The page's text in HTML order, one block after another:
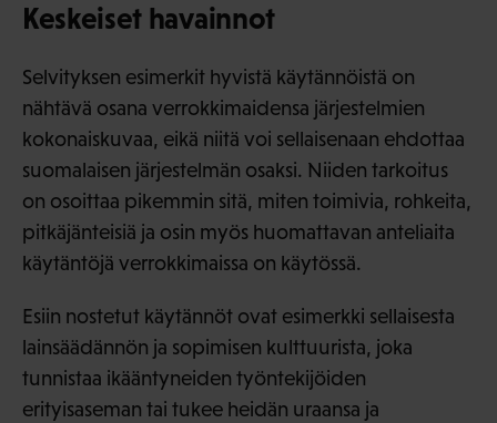
Keskeiset havainnot
Selvityksen esimerkit hyvistä käytännöistä on
nähtävä osana verrokkimaidensa järjestelmien
kokonaiskuvaa, eikä niitä voi sellaisenaan ehdottaa
suomalaisen järjestelmän osaksi. Niiden tarkoitus
on osoittaa pikemmin sitä, miten toimivia, rohkeita,
pitkäjänteisiä ja osin myös huomattavan anteliaita
käytäntöjä verrokkimaissa on käytössä.
Esiin nostetut käytännöt ovat esimerkki sellaisesta
lainsäädännön ja sopimisen kulttuurista, joka
tunnistaa ikääntyneiden työntekijöiden
erityisaseman tai tukee heidän uraansa ja